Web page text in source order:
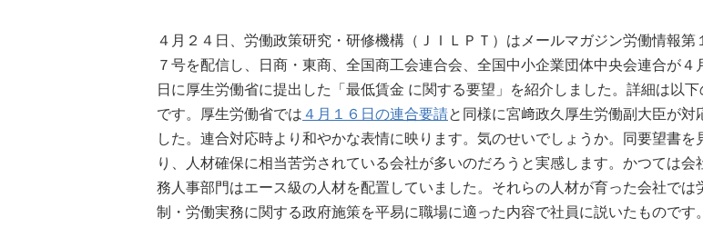
４月２４日、労働政策研究・研修機構（ＪＩＬＰＴ）はメールマガジン労働情報第
７号を配信し、日商・東商、全国商工会連合会、全国中小企業団体中央会連合が４
日に厚生労働省に提出した「最低賃金 に関する要望」を紹介しました。詳細は以下
です。厚生労働省では ４月１６日の連合要請と同様に宮﨑政久厚生労働副大臣が対
した。連合対応時より和やかな表情に映ります。気のせいでしょうか。同要望書を
り、人材確保に相当苦労されている会社が多いのだろうと実感します。かつては会
務人事部門はエース級の人材を配置していました。それらの人材が育った会社では
制・労働実務に関する政府施策を平易に職場に適った内容で社員に説いたものです